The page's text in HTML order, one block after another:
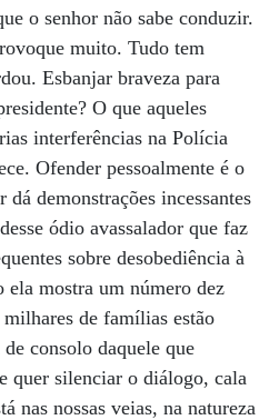
o senhor não sabe conduzir.
muito. Tudo tem
Esbanjar braveza para
O que aqueles
interferências na Polícia
Ofender pessoalmente é o
demonstrações incessantes
ódio avassalador que faz
sobre desobediência à
ela mostra um número dez
de famílias estão
consolo daquele que
quer silenciar o diálogo, cala
nas nossas veias, na natureza